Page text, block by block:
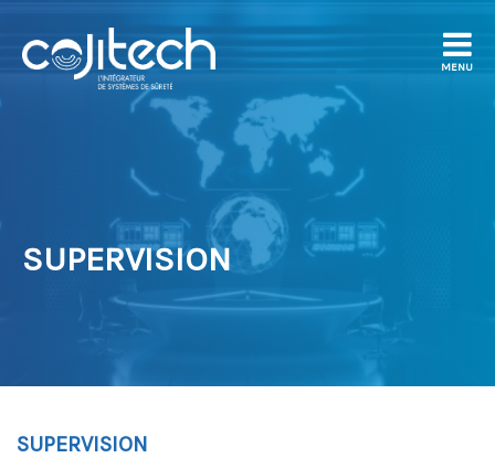
MENU
SUPERVISION
SUPERVISION